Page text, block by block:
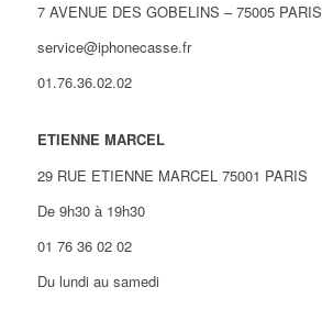
7 AVENUE DES GOBELINS – 75005 PARIS
service@iphonecasse.fr
01.76.36.02.02
ETIENNE MARCEL
29 RUE ETIENNE MARCEL 75001 PARIS
De 9h30 à 19h30
01 76 36 02 02
Du lundi au samedi